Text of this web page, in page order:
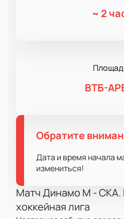
~ 2
ВТБ-
Обратите
Дата и время начала
измениться!
Матч Динамо М - СКА.
хоккейная лига